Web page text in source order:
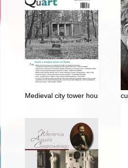
Medieval city tower houses as